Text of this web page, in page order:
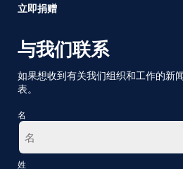
立即捐赠
与我们联系
如果想收到有关我们组织和工作的新
表。
名
第
姓